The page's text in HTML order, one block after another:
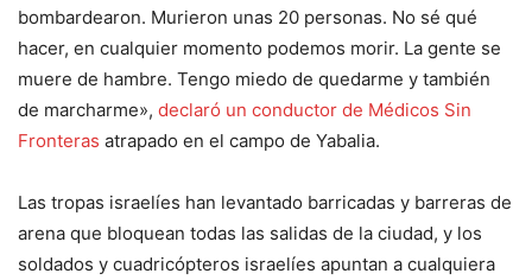
bombardearon. Murieron unas 20 personas. No sé qué
hacer, en cualquier momento podemos morir. La gente se
muere de hambre. Tengo miedo de quedarme y también
de marcharme», declaró un conductor de Médicos Sin
Fronteras atrapado en el campo de Yabalia.
Las tropas israelíes han levantado barricadas y barreras de
arena que bloquean todas las salidas de la ciudad, y los
soldados y cuadricópteros israelíes apuntan a cualquiera